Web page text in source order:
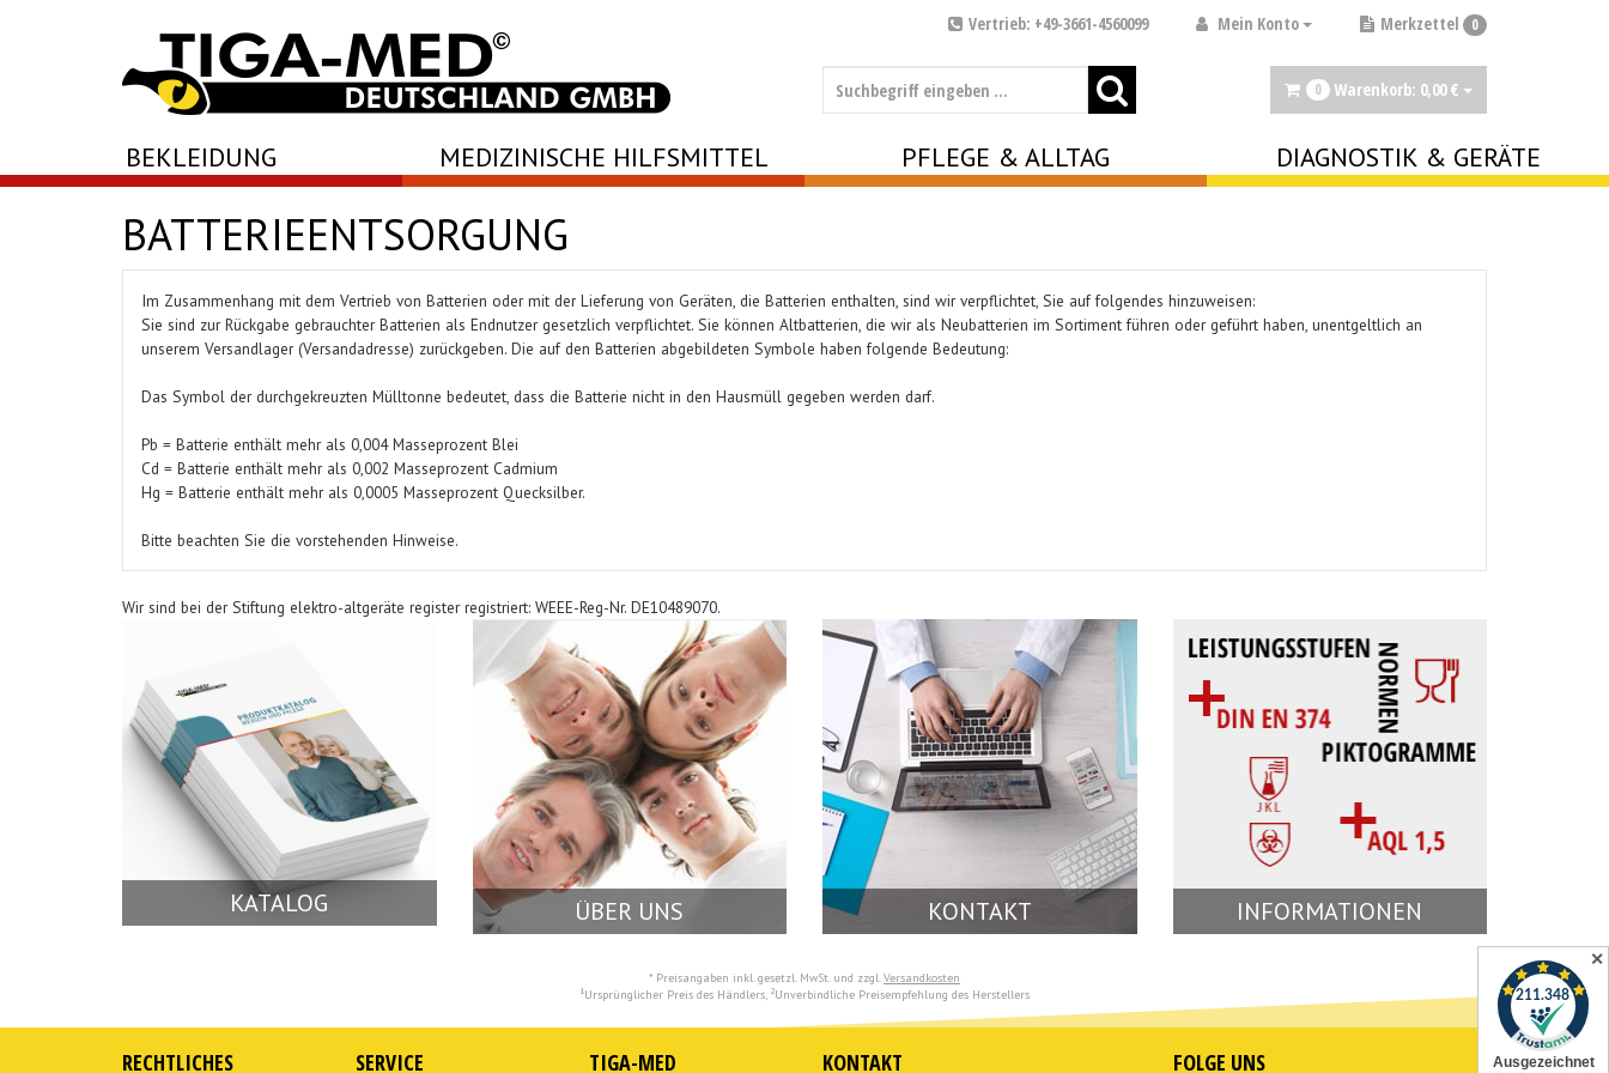
✕
Merkzettel 0
Mein Konto
Vertrieb: +49-3661-4560099
0 Warenkorb: 0,00 €
BEKLEIDUNG MEDIZINISCHE HILFSMITTEL PFLEGE & ALLTAG DIAGNOSTIK & GERÄTE
BATTERIEENTSORGUNG
Im Zusammenhang mit dem Vertrieb von Batterien oder mit der Lieferung von Geräten, die Batterien enthalten, sind wir verpflichtet, Sie auf folgendes hinzuweisen:
Sie sind zur Rückgabe gebrauchter Batterien als Endnutzer gesetzlich verpflichtet. Sie können Altbatterien, die wir als Neubatterien im Sortiment führen oder geführt haben, unentgeltlich an
unserem Versandlager (Versandadresse) zurückgeben. Die auf den Batterien abgebildeten Symbole haben folgende Bedeutung:
Das Symbol der durchgekreuzten Mülltonne bedeutet, dass die Batterie nicht in den Hausmüll gegeben werden darf.
Pb = Batterie enthält mehr als 0,004 Masseprozent Blei
Cd = Batterie enthält mehr als 0,002 Masseprozent Cadmium
Hg = Batterie enthält mehr als 0,0005 Masseprozent Quecksilber.
Bitte beachten Sie die vorstehenden Hinweise.
Wir sind bei der Stiftung elektro-altgeräte register registriert: WEEE-Reg-Nr. DE10489070.
KATALOG ÜBER UNS KONTAKT INFORMATIONEN
* Preisangaben inkl. gesetzl. MwSt. und zzgl. Versandkosten
1 Ursprünglicher Preis des Händlers, 2Unverbindliche Preisempfehlung des Herstellers
RECHTLICHES SERVICE TIGA-MED KONTAKT FOLGE UNS